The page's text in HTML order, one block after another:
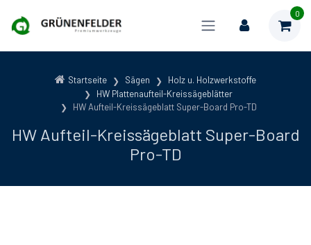
0
Startseite Sägen
Holz u. Holzwerkstoffe
HW Plattenaufteil-Kreissägeblätter
HW Aufteil-Kreissägeblatt Super-Board Pro-TD
HW Aufteil-Kreissägeblatt Super-Board
Pro-TD